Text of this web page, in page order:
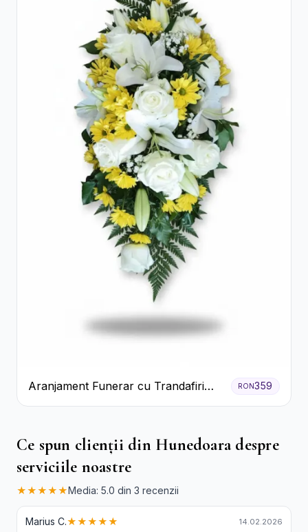
Aranjament Funerar cu Trandafiri
Albi Crizanteme Galbene și Crini
RON359
Ce spun clienții din Hunedoara despre
serviciile noastre
★★★★★Media: 5.0 din 3 recenzii
Marius C.★★★★★ 14.02.2026